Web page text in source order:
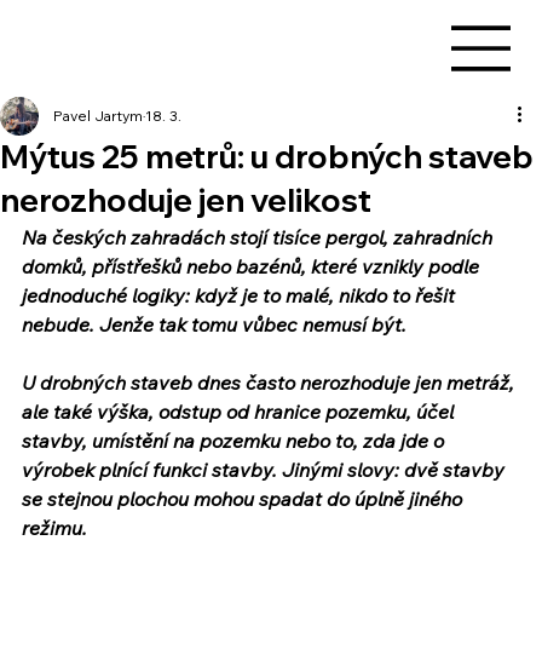
Mýtus 25 metrů: u drobných staveb
nerozhoduje jen velikost
Pavel Jartym 18. 3.
Na českých zahradách stojí tisíce pergol, zahradních
domků, přístřešků nebo bazénů, které vznikly podle
jednoduché logiky: když je to malé, nikdo to řešit
nebude. Jenže tak tomu vůbec nemusí být.
U drobných staveb dnes často nerozhoduje jen metráž,
ale také výška, odstup od hranice pozemku, účel
stavby, umístění na pozemku nebo to, zda jde o
výrobek plnící funkci stavby. Jinými slovy: dvě stavby
se stejnou plochou mohou spadat do úplně jiného
režimu.